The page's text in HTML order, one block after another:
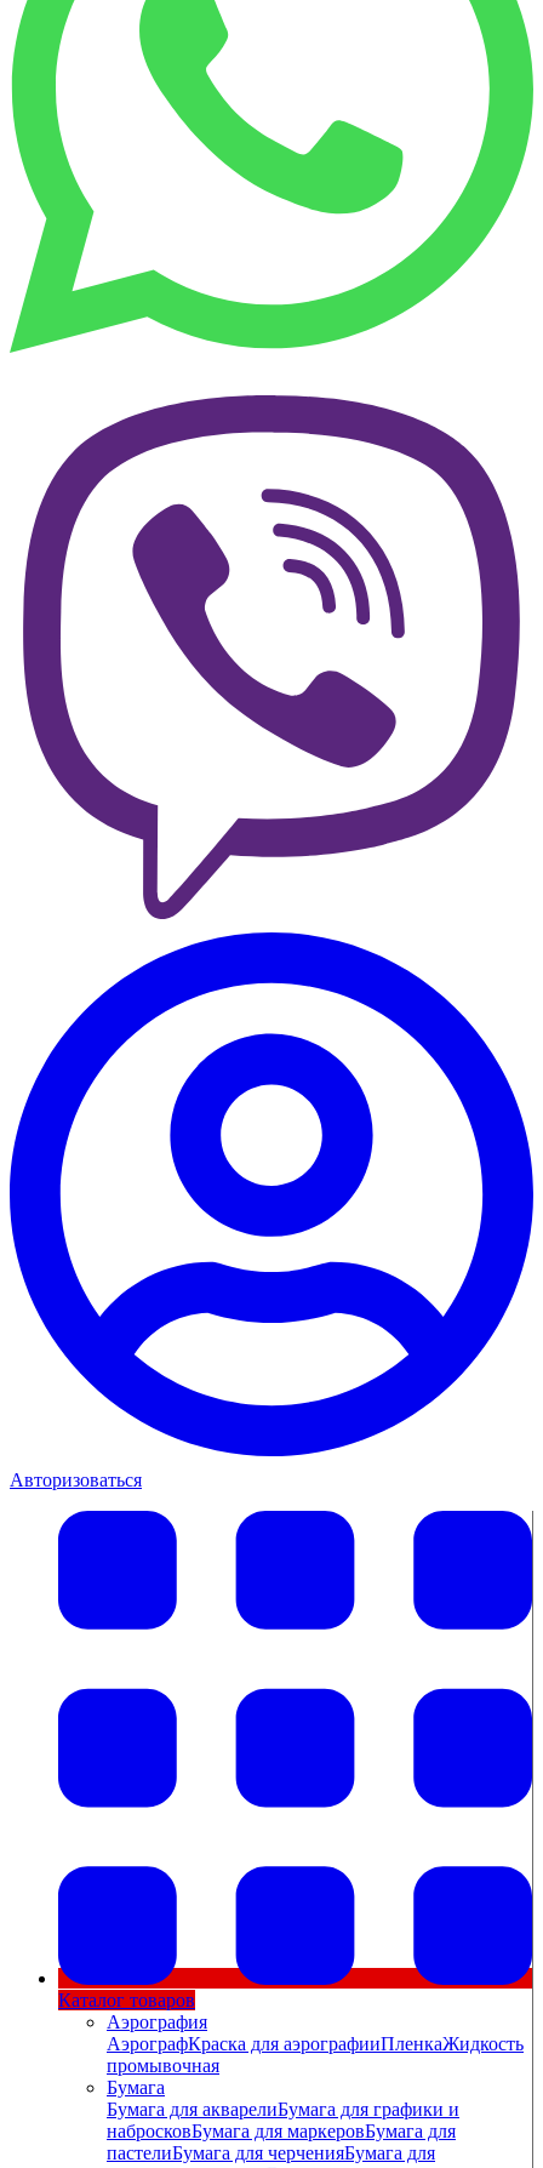
Авторизоваться
Каталог товаров
Аэрография
АэрографКраска для аэрографииПленкаЖидкость
промывочная
Бумага
Бумага для акварелиБумага для графики и
набросковБумага для маркеровБумага для
пастелиБумага для черченияБумага для